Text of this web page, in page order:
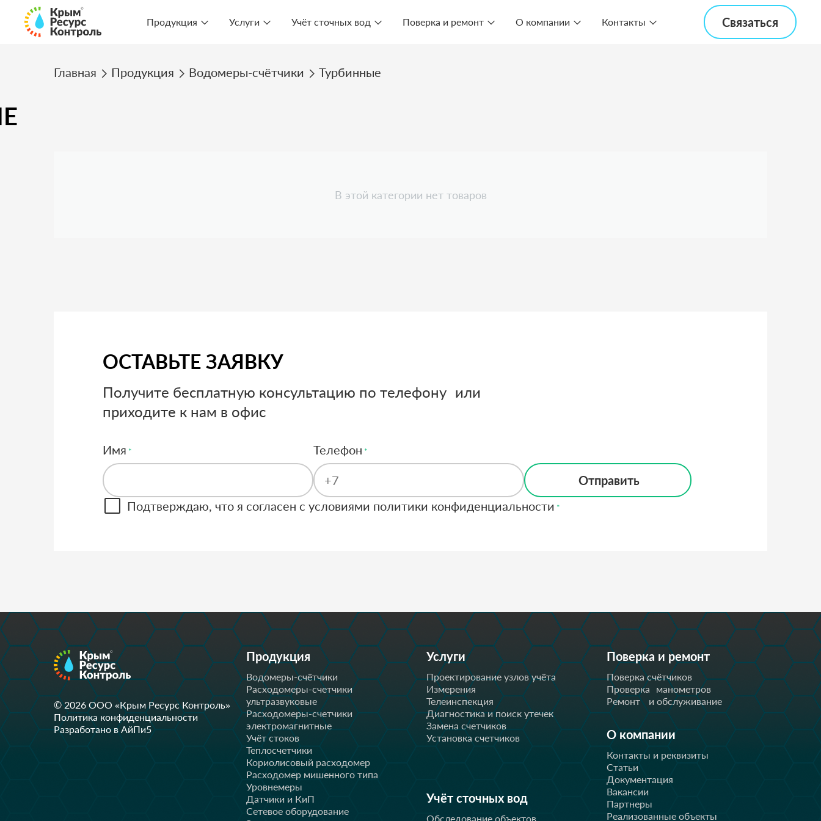
Продукция Услуги Учёт сточных вод Поверка и ремонт О компании Контакты Связаться
Главная Продукция Водомеры-счётчики Турбинные
В этой категории нет товаров
ОСТАВЬТЕ ЗАЯВКУ
Получите бесплатную консультацию по телефону или
приходите к нам в офис
Имя Телефон
Подтверждаю, что я согласен с условиями политики конфиденциальности
Отправить
© 2026 OOO «Крым Ресурс Контроль»
Политика конфиденциальности
Разработано в АйПи5
Продукция
Водомеры-счётчики
Расходомеры-счетчики
ультразвуковые
Расходомеры-счетчики
электромагнитные
Учёт стоков
Теплосчетчики
Кориолисовый расходомер
Расходомер мишенного типа
Уровнемеры
Датчики и КиП
Сетевое оборудование
Услуги
Проектирование узлов учёта
Измерения
Телеинспекция
Диагностика и поиск утечек
Замена счетчиков
Установка счетчиков
Учёт сточных вод
Обследование объектов
Поверка и ремонт
Поверка счётчиков
Проверка манометров
Ремонт и обслуживание
О компании
Контакты и реквизиты
Статьи
Документация
Вакансии
Партнеры
Реализованные объекты